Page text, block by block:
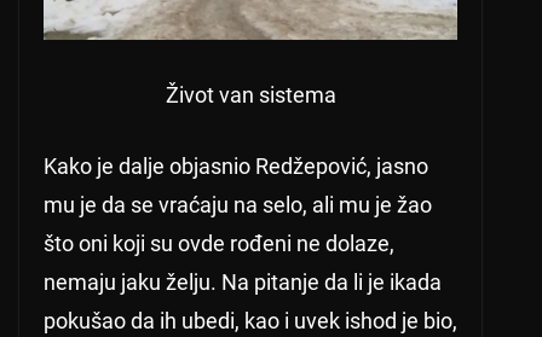
Život van sistema
Kako je dalje objasnio Redžepović, jasno
mu je da se vraćaju na selo, ali mu je žao
što oni koji su ovde rođeni ne dolaze,
nemaju jaku želju. Na pitanje da li je ikada
pokušao da ih ubedi, kao i uvek ishod je bio,